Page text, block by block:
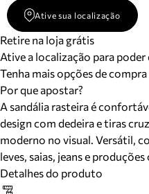
Ative sua localização
Retire na loja grátis
Ative a localização para
Tenha mais opções de
Por que apostar?
A sandália rasteira é
design com dedeira e tiras
moderno no visual. Versátil,
leves, saias, jeans e
Detalhes do produto